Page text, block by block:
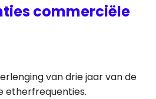
commerciële
van drie jaar van de
etherfrequenties.